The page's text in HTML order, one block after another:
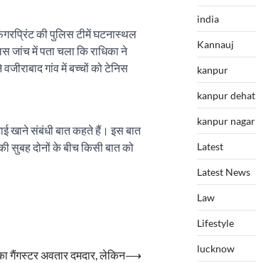
की पुलिस टीमें घटनास्थल
जांच में पता चला कि राधिका ने
गांव में बच्चों को टेनिस
खाने संबंधी बात कहते हैं। इस बात
सुबह दोनों के बीच किसी बात को
गैंगस्टर अवतार दमदार, लेकिन⟶
india
Kannauj
kanpur
kanpur dehat
kanpur nagar
Latest
Latest News
Law
Lifestyle
lucknow